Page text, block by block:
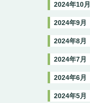
2024年10月
2024年9月
2024年8月
2024年7月
2024年6月
2024年5月